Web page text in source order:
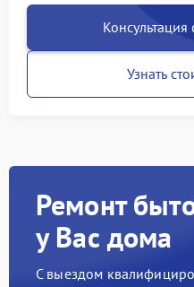
Узнать
Ремонт
у Вас дома
С выездом